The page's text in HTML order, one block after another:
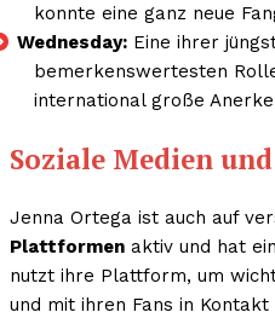
konnte eine ganz neue
Wednesday: Eine ihrer
bemerkenswertesten
international große
Soziale Medien
Jenna Ortega ist auch auf
Plattformen aktiv und hat
nutzt ihre Plattform, um
und mit ihren Fans in Kontakt